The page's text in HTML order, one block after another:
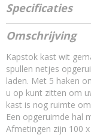
Specificaties
Productcode
11815220
EAN code
8,71887E+12
Omschrijving
Kapstok kast wit
spullen netjes
laden. Met 5 haken
u op kunt zitten om
kast is nog ruimte
Een opgeruimde hal
Afmetingen zijn 100